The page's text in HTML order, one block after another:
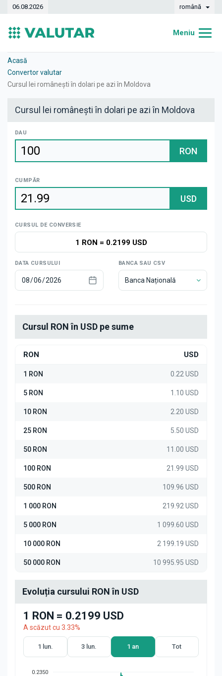
06.08.2026 română
Meniu
Curs valutar
Dinamica
Bănci
Case de schimb
Acasă
Convertor valutar
Cursul lei românești în dolari pe azi în Moldova
Cursul lei românești în dolari pe azi în Moldova
DAU
RON
CUMPĂR
USD
CURSUL DE CONVERSIE
1 RON = 0.2199 USD
DATA CURSULUI BANCA SAU CSV
Banca Națională
Cursul RON în USD pe sume
RON USD
1 RON 0.22 USD
5 RON 1.10 USD
10 RON 2.20 USD
25 RON 5.50 USD
50 RON 11.00 USD
100 RON 21.99 USD
500 RON 109.96 USD
1 000 RON 219.92 USD
5 000 RON 1 099.60 USD
10 000 RON 2 199.19 USD
50 000 RON 10 995.95 USD
Evoluția cursului RON în USD
1 RON = 0.2199 USD
A scăzut cu 3.33%
1 lun. 3 lun. 1 an Tot
0.2350